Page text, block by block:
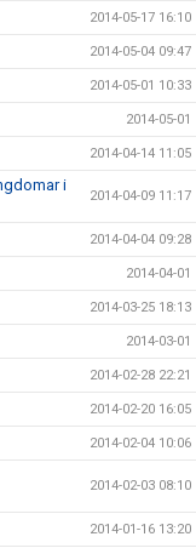
2014-05-17 16:10
2014-05-04 09:47
2014-05-01 10:33
2014-05-01
2014-04-14 11:05
i
2014-04-09 11:17
2014-04-04 09:28
2014-04-01
2014-03-25 18:13
2014-03-01
2014-02-28 22:21
2014-02-20 16:05
2014-02-04 10:06
2014-02-03 08:10
2014-01-16 13:20